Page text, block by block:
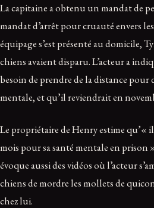
La capitaine a obtenu un mandat de
mandat d’arrêt pour cruauté envers
équipage s’est présenté au domicile,
chiens avaient disparu. L’acteur a
besoin de prendre de la distance pour
mentale, et qu’il reviendrait en
Le propriétaire de Henry estime qu’«
mois pour sa santé mentale en prison
évoque aussi des vidéos où l’acteur
chiens de mordre les mollets de
chez lui.